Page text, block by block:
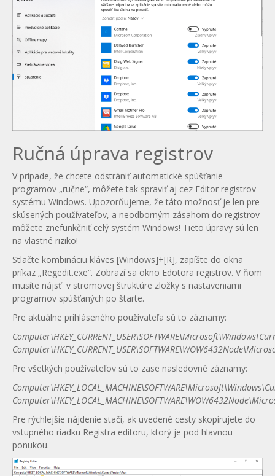
Ručná úprava registrov
V prípade, že chcete odstrániť automatické spúšťanie
programov „ručne“, môžete tak spraviť aj cez Editor registrov
systému Windows. Upozorňujeme, že táto možnosť je len pre
skúsených používateľov, a neodborným zásahom do registrov
môžete znefunkčniť celý systém Windows! Tieto úpravy sú len
na vlastné riziko!
Stlačte kombináciu kláves [Windows]+[R], zapíšte do okna
príkaz „Regedit.exe“. Zobrazí sa okno Edotora registrov. V ňom
musíte nájsť v stromovej štruktúre zložky s nastaveniami
programov spúšťaných po štarte.
Pre aktuálne prihláseného používateľa sú to záznamy:
Pre všetkých používateľov sú to zase nasledovné záznamy:
Pre rýchlejšie nájdenie stačí, ak uvedené cesty skopírujete do
vstupného riadku Registra editoru, ktorý je pod hlavnou
ponukou.